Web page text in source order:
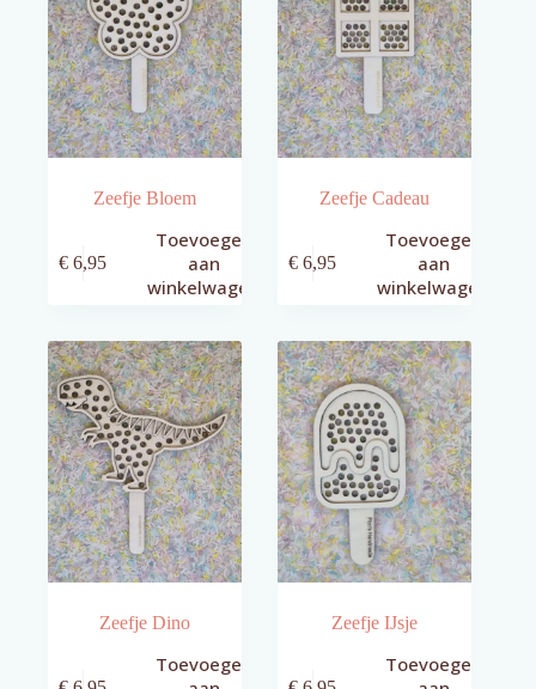
Zeefje Bloem
€ 6,95
Toevoegen
aan
winkelwagen
Zeefje Cadeau
€ 6,95
Toevoegen
aan
winkelwagen
Zeefje Dino
Toevoegen
Zeefje IJsje
Toevoegen